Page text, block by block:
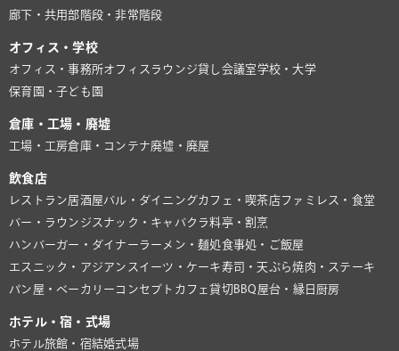
廊下・共用部階段・非常階段
オフィス・学校
オフィス・事務所オフィスラウンジ貸し会議室学校・大学
保育園・子ども園
倉庫・工場・廃墟
工場・工房倉庫・コンテナ廃墟・廃屋
飲食店
レストラン居酒屋バル・ダイニングカフェ・喫茶店ファミレス・食堂
バー・ラウンジ スナック・キャバクラ料亭・割烹
ハンバーガー・ダイナーラーメン・麺処食事処・ご飯屋
エスニック・アジアン スイーツ・ケーキ寿司・天ぷら焼肉・ステーキ
パン屋・ベーカリー コンセプトカフェ貸切BBQ 屋台・縁日 厨房
ホテル・宿・式場
ホテル旅館・宿結婚式場